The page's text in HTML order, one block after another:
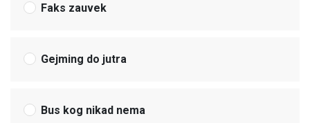
Faks zauvek
Gejming do jutra
Bus kog nikad nema